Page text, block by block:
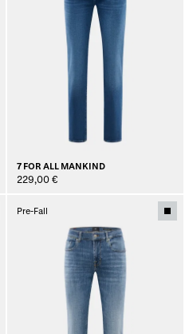
7 FOR ALL MANKIND
229,00 €
Pre-Fall